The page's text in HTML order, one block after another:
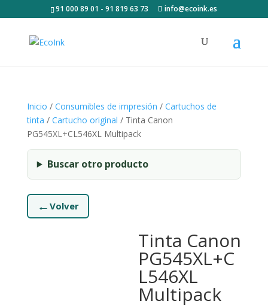
91 000 89 01 - 91 819 63 73 info@ecoink.es
Inicio / Consumibles de impresión / Cartuchos de
tinta / Cartucho original / Tinta Canon
PG545XL+CL546XL Multipack
Buscar otro producto
← Volver
Tinta Canon
PG545XL+C
L546XL
Multipack